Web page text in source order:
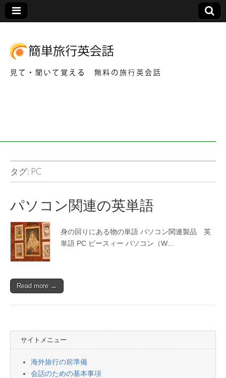
旅
行
英
会
話
タグ: PC
パソコン関連の英単語
身の回りにある物の単語 パソコン関連製品 英
単語 PC ピースィー パソコン（W…
Read more →
サイトメニュー
海外旅行の前準備
会話のための基本事項